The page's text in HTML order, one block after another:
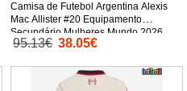
Camisa de Futebol Argentina Alexis
Mac Allister #20 Equipamento
Secundário Mulheres Mundo 2026
Manga Curta
95.13€ 38.05€